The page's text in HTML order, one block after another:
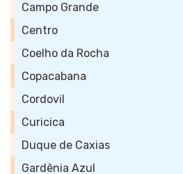
Campo Grande
Centro
Coelho da Rocha
Copacabana
Cordovil
Curicica
Duque de Caxias
Gardênia Azul